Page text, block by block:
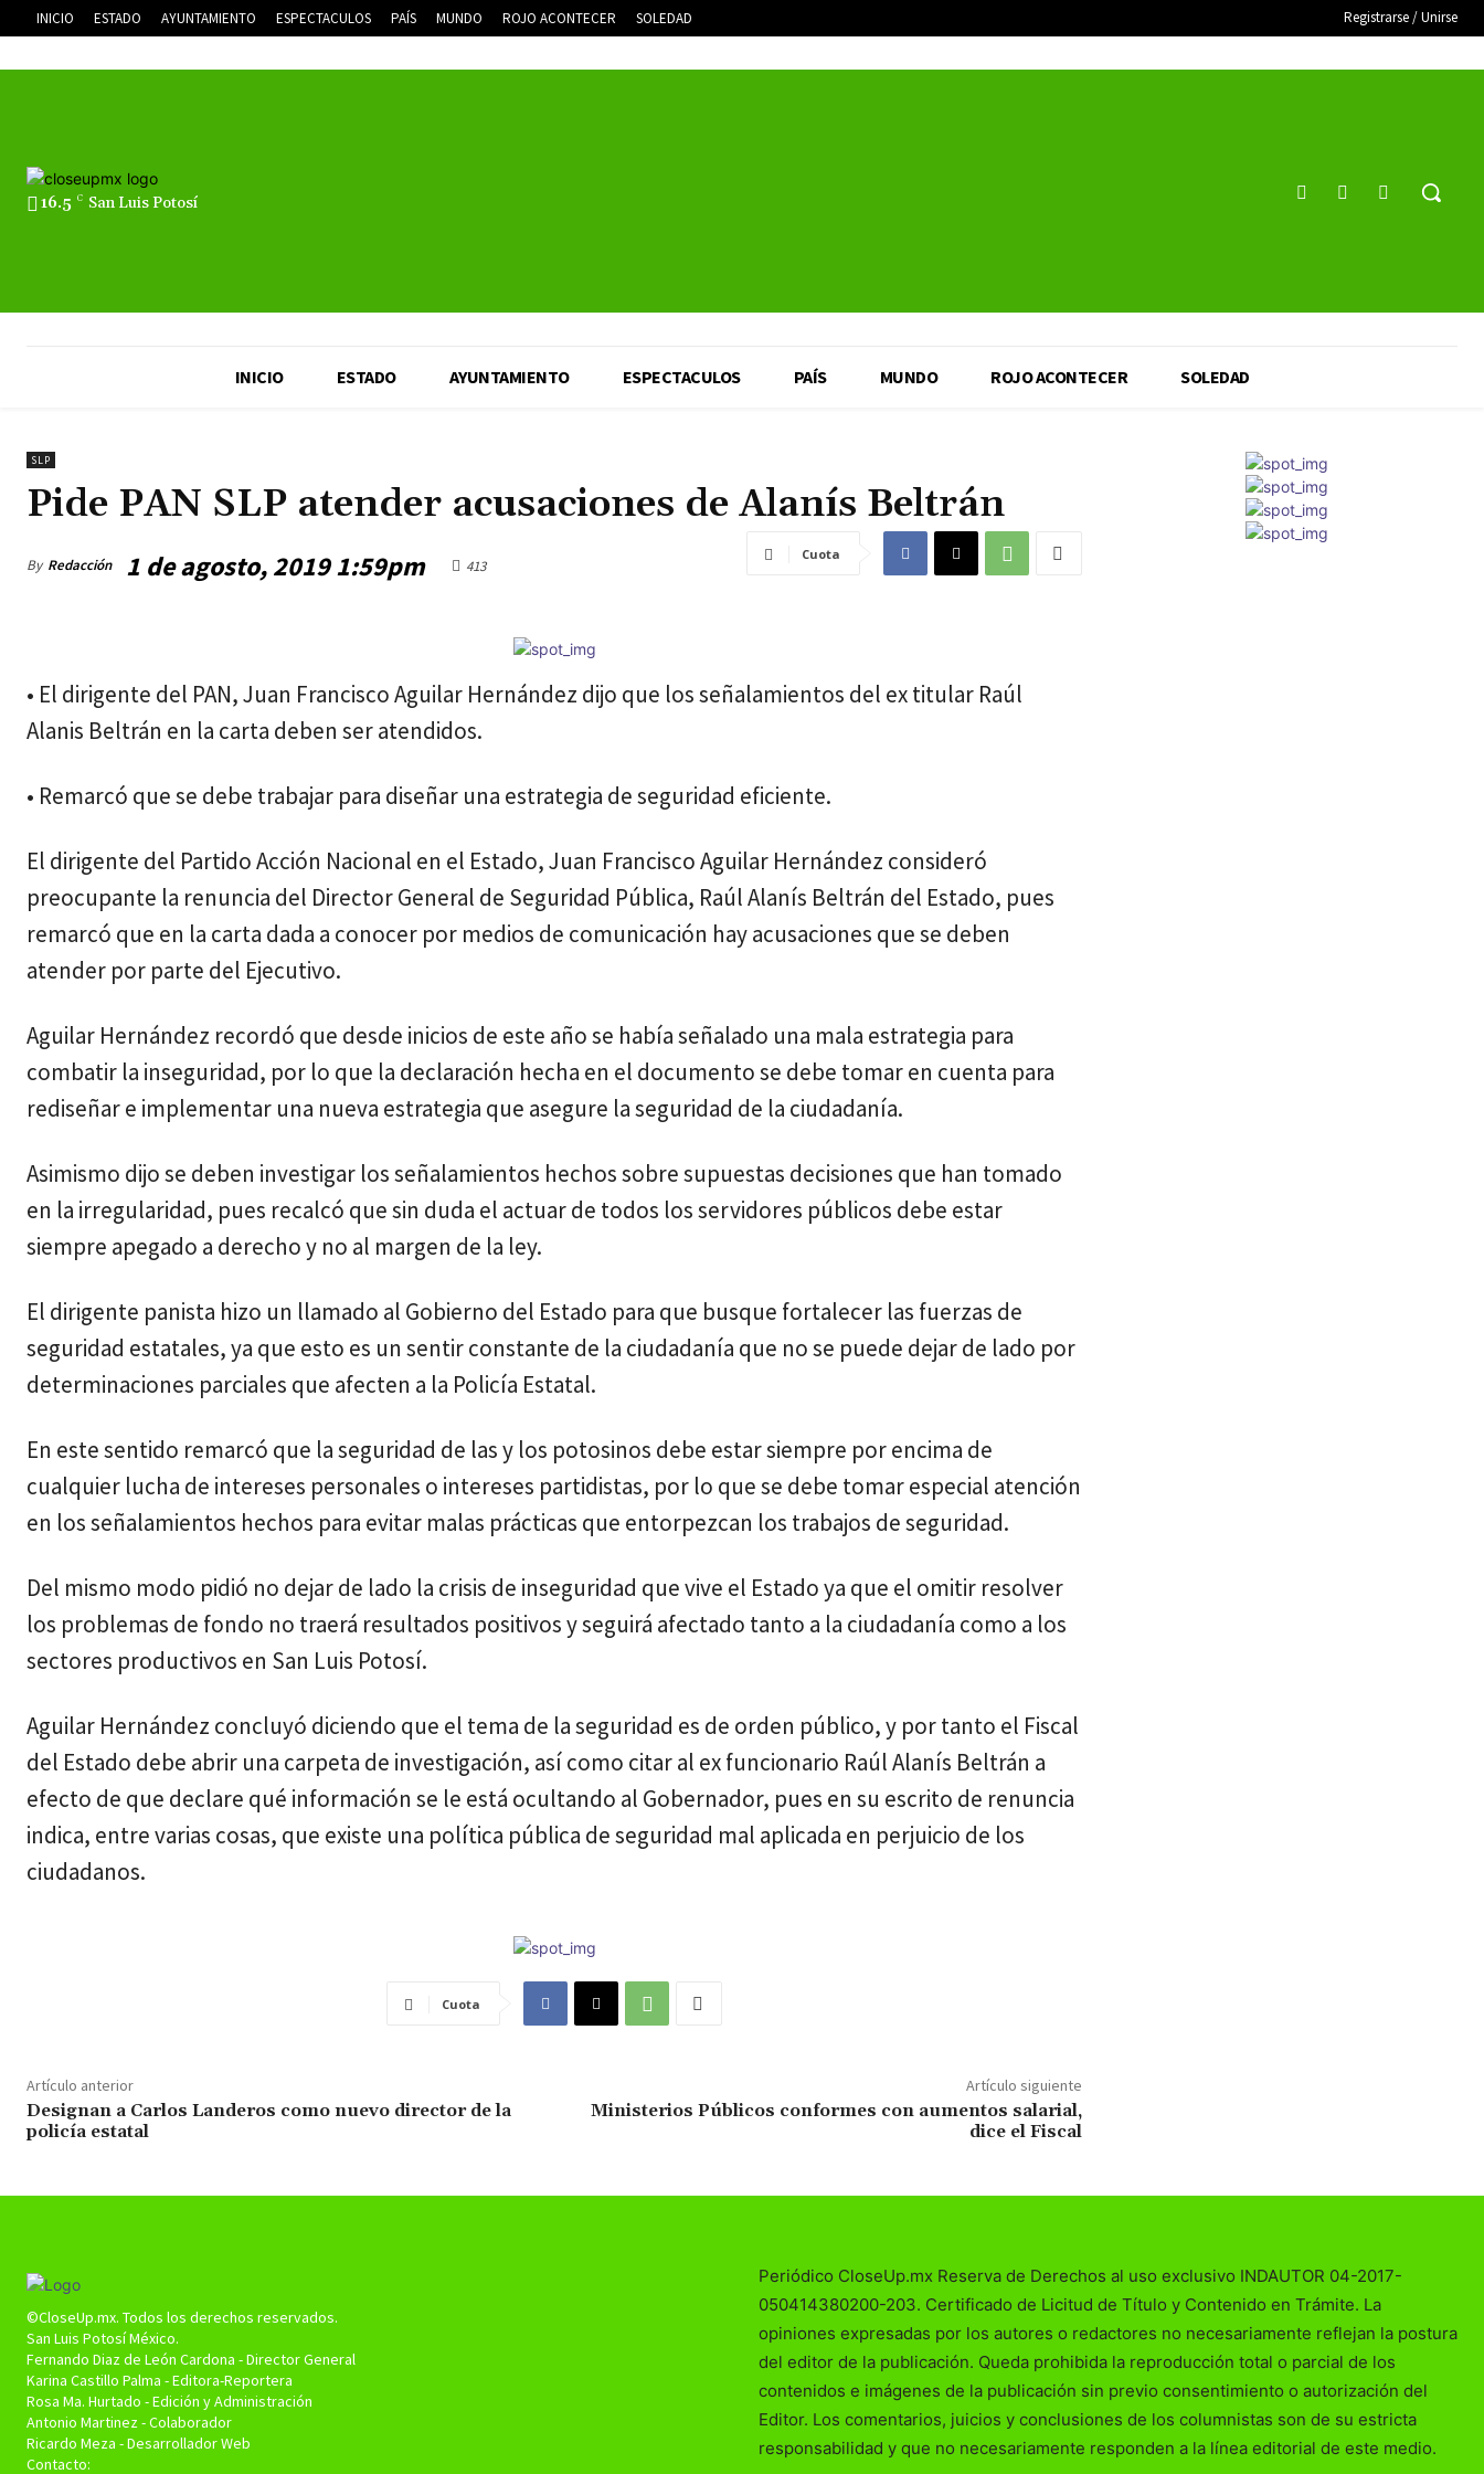
INICIO ESTADO AYUNTAMIENTO ESPECTACULOS PAÍS MUNDO ROJO ACONTECER SOLEDAD Registrarse / Unirse
16.5 C San Luis Potosí
INICIO ESTADO AYUNTAMIENTO ESPECTACULOS PAÍS MUNDO ROJO ACONTECER SOLEDAD
SLP
Pide PAN SLP atender acusaciones de Alanís Beltrán
By Redacción 1 de agosto, 2019 1:59pm 413
Cuota
• El dirigente del PAN, Juan Francisco Aguilar Hernández dijo que los señalamientos del ex titular Raúl
Alanis Beltrán en la carta deben ser atendidos.
• Remarcó que se debe trabajar para diseñar una estrategia de seguridad eficiente.
El dirigente del Partido Acción Nacional en el Estado, Juan Francisco Aguilar Hernández consideró
preocupante la renuncia del Director General de Seguridad Pública, Raúl Alanís Beltrán del Estado, pues
remarcó que en la carta dada a conocer por medios de comunicación hay acusaciones que se deben
atender por parte del Ejecutivo.
Aguilar Hernández recordó que desde inicios de este año se había señalado una mala estrategia para
combatir la inseguridad, por lo que la declaración hecha en el documento se debe tomar en cuenta para
rediseñar e implementar una nueva estrategia que asegure la seguridad de la ciudadanía.
Asimismo dijo se deben investigar los señalamientos hechos sobre supuestas decisiones que han tomado
en la irregularidad, pues recalcó que sin duda el actuar de todos los servidores públicos debe estar
siempre apegado a derecho y no al margen de la ley.
El dirigente panista hizo un llamado al Gobierno del Estado para que busque fortalecer las fuerzas de
seguridad estatales, ya que esto es un sentir constante de la ciudadanía que no se puede dejar de lado por
determinaciones parciales que afecten a la Policía Estatal.
En este sentido remarcó que la seguridad de las y los potosinos debe estar siempre por encima de
cualquier lucha de intereses personales o intereses partidistas, por lo que se debe tomar especial atención
en los señalamientos hechos para evitar malas prácticas que entorpezcan los trabajos de seguridad.
Del mismo modo pidió no dejar de lado la crisis de inseguridad que vive el Estado ya que el omitir resolver
los problemas de fondo no traerá resultados positivos y seguirá afectado tanto a la ciudadanía como a los
sectores productivos en San Luis Potosí.
Aguilar Hernández concluyó diciendo que el tema de la seguridad es de orden público, y por tanto el Fiscal
del Estado debe abrir una carpeta de investigación, así como citar al ex funcionario Raúl Alanís Beltrán a
efecto de que declare qué información se le está ocultando al Gobernador, pues en su escrito de renuncia
indica, entre varias cosas, que existe una política pública de seguridad mal aplicada en perjuicio de los
ciudadanos.
Cuota
Artículo anterior
Designan a Carlos Landeros como nuevo director de la
policía estatal
Artículo siguiente
Ministerios Públicos conformes con aumentos salarial,
dice el Fiscal
©CloseUp.mx. Todos los derechos reservados.
San Luis Potosí México.
Fernando Diaz de León Cardona - Director General
Karina Castillo Palma - Editora-Reportera
Rosa Ma. Hurtado - Edición y Administración
Antonio Martinez - Colaborador
Ricardo Meza - Desarrollador Web
Contacto:
Periódico CloseUp.mx Reserva de Derechos al uso exclusivo INDAUTOR 04-2017-
050414380200-203. Certificado de Licitud de Título y Contenido en Trámite. La
opiniones expresadas por los autores o redactores no necesariamente reflejan la postura
del editor de la publicación. Queda prohibida la reproducción total o parcial de los
contenidos e imágenes de la publicación sin previo consentimiento o autorización del
Editor. Los comentarios, juicios y conclusiones de los columnistas son de su estricta
responsabilidad y que no necesariamente responden a la línea editorial de este medio.